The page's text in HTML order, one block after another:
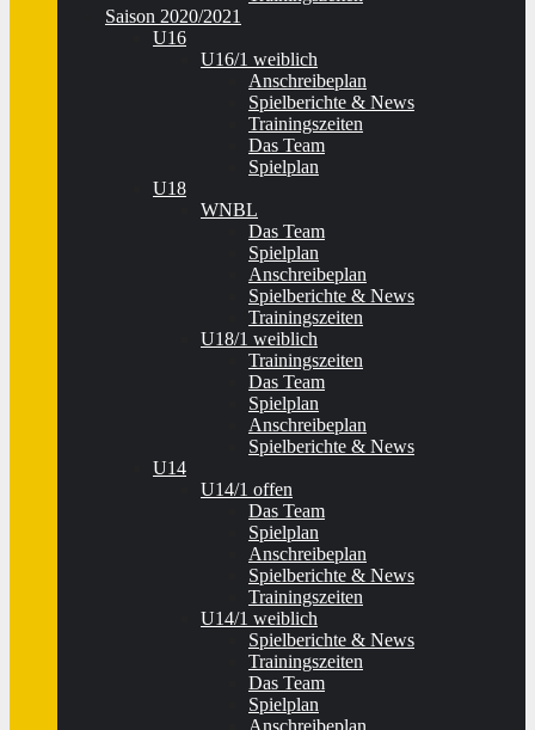
Saison 2020/2021
U16
U16/1 weiblich
Anschreibeplan
Spielberichte & News
Trainingszeiten
Das Team
Spielplan
U18
WNBL
Das Team
Spielplan
Anschreibeplan
Spielberichte & News
Trainingszeiten
U18/1 weiblich
Trainingszeiten
Das Team
Spielplan
Anschreibeplan
Spielberichte & News
U14
U14/1 offen
Das Team
Spielplan
Anschreibeplan
Spielberichte & News
Trainingszeiten
U14/1 weiblich
Spielberichte & News
Trainingszeiten
Das Team
Spielplan
Anschreibeplan